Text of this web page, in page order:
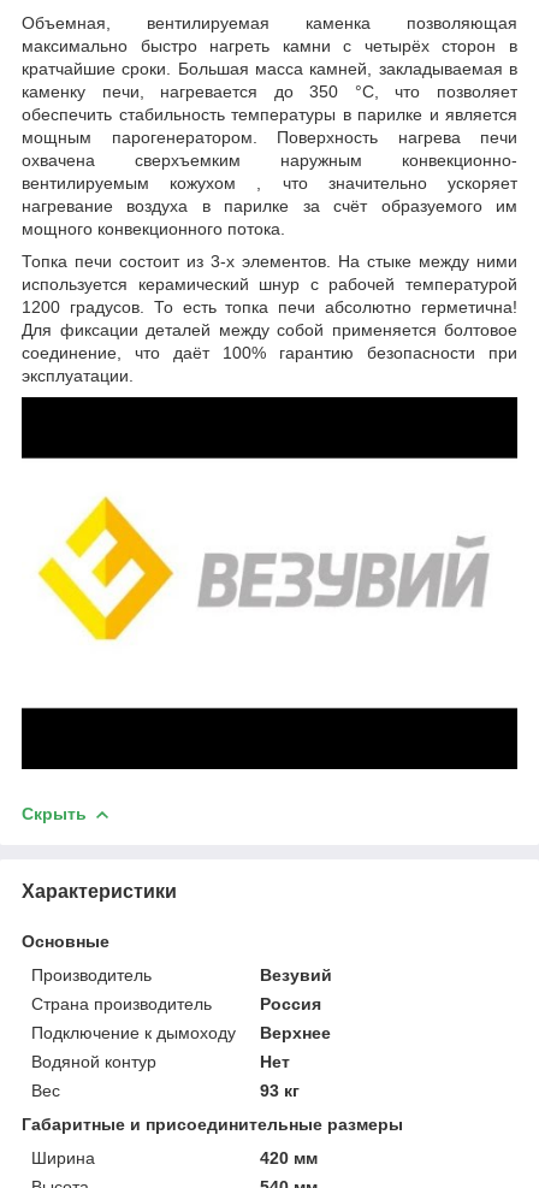
Объемная, вентилируемая каменка позволяющая
максимально быстро нагреть камни с четырёх сторон в
кратчайшие сроки. Большая масса камней, закладываемая в
каменку печи, нагревается до 350 °С, что позволяет
обеспечить стабильность температуры в парилке и является
мощным парогенератором. Поверхность нагрева печи
охвачена сверхъемким наружным конвекционно-
вентилируемым кожухом , что значительно ускоряет
нагревание воздуха в парилке за счёт образуемого им
мощного конвекционного потока.
Топка печи состоит из 3-х элементов. На стыке между ними
используется керамический шнур с рабочей температурой
1200 градусов. То есть топка печи абсолютно герметична!
Для фиксации деталей между собой применяется болтовое
соединение, что даёт 100% гарантию безопасности при
эксплуатации.
Скрыть
Характеристики
Основные
Производитель
Везувий
Страна производитель
Россия
Подключение к дымоходу
Верхнее
Водяной контур
Нет
Вес
93 кг
Габаритные и присоединительные размеры
Ширина
420 мм